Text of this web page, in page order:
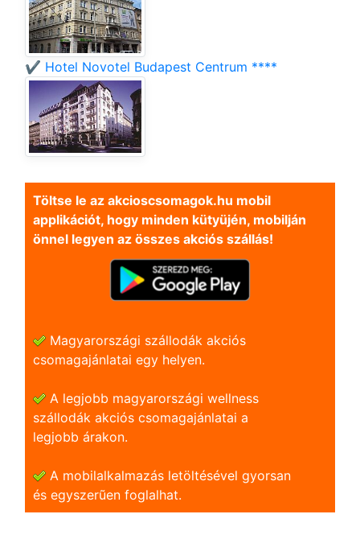
✔️ Hotel Novotel Budapest Centrum ****
Töltse le az akcioscsomagok.hu mobil
applikációt, hogy minden kütyüjén, mobilján
önnel legyen az összes akciós szállás!
Magyarországi szállodák akciós
csomagajánlatai egy helyen.
A legjobb magyarországi wellness
szállodák akciós csomagajánlatai a
legjobb árakon.
A mobilalkalmazás letöltésével gyorsan
és egyszerũen foglalhat.